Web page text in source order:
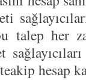
talep her
hesap